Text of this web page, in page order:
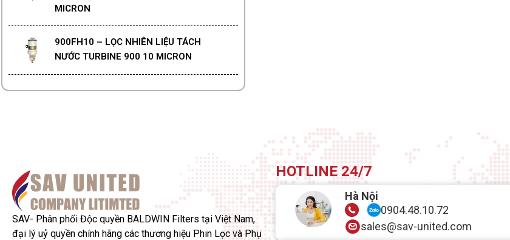
MICRON
900FH10 – LỌC NHIÊN LIỆU TÁCH
NƯỚC TURBINE 900 10 MICRON
SAV- Phân phối Độc quyền BALDWIN Filters tại Việt Nam,
đại lý uỷ quyền chính hãng các thương hiệu Phin Lọc và Phụ
HOTLINE 24/7
Hà Nội
0904.48.10.72
sales@sav-united.com